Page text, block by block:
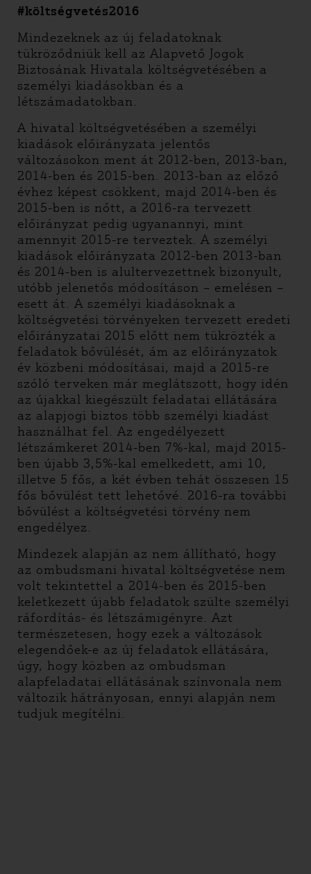
#költségvetés2016
Mindezeknek az új feladatoknak
tükröződniük kell az Alapvető Jogok
Biztosának Hivatala költségvetésében a
személyi kiadásokban és a
létszámadatokban.
A hivatal költségvetésében a személyi
kiadások előirányzata jelentős
változásokon ment át 2012-ben, 2013-ban,
2014-ben és 2015-ben. 2013-ban az előző
évhez képest csökkent, majd 2014-ben és
2015-ben is nőtt, a 2016-ra tervezett
előirányzat pedig ugyanannyi, mint
amennyit 2015-re terveztek. A személyi
kiadások előirányzata 2012-ben 2013-ban
és 2014-ben is alultervezettnek bizonyult,
utóbb jelenetős módosításon – emelésen –
esett át. A személyi kiadásoknak a
költségvetési törvényeken tervezett eredeti
előirányzatai 2015 előtt nem tükrözték a
feladatok bővülését, ám az előirányzatok
év közbeni módosításai, majd a 2015-re
szóló terveken már meglátszott, hogy idén
az újakkal kiegészült feladatai ellátására
az alapjogi biztos több személyi kiadást
használhat fel. Az engedélyezett
létszámkeret 2014-ben 7%-kal, majd 2015-
ben újabb 3,5%-kal emelkedett, ami 10,
illetve 5 fős, a két évben tehát összesen 15
fős bővülést tett lehetővé. 2016-ra további
bővülést a költségvetési törvény nem
engedélyez.
Mindezek alapján az nem állítható, hogy
az ombudsmani hivatal költségvetése nem
volt tekintettel a 2014-ben és 2015-ben
keletkezett újabb feladatok szülte személyi
ráfordítás- és létszámigényre. Azt
természetesen, hogy ezek a változások
elegendőek-e az új feladatok ellátására,
úgy, hogy közben az ombudsman
alapfeladatai ellátásának színvonala nem
változik hátrányosan, ennyi alapján nem
tudjuk megítélni.